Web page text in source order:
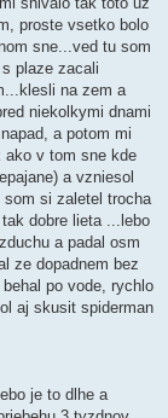
proste vsetko bolo
sne...ved tu som
plaze zacali
na zem a
niekolkymi dnami
a potom mi
v tom sne kde
a vzniesol
si zaletel trocha
dobre lieta ...lebo
a padal osm
ze dopadnem bez
po vode, rychlo
aj skusit spiderman
je to dlhe a